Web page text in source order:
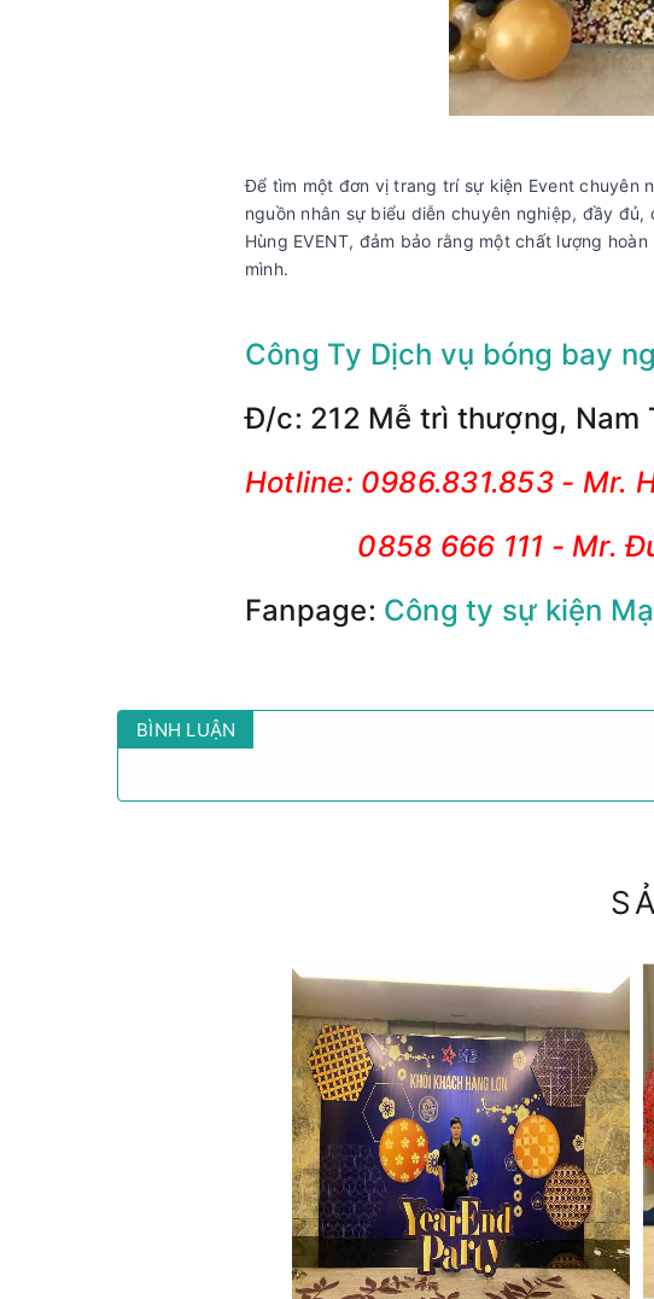
Để tìm một đơn vị trang trí sự kiện Event chuyên
nguồn nhân sự biểu diễn chuyên nghiệp, đầy
Hùng EVENT, đảm bảo rằng một chất lượng
mình.
Công Ty Dịch vụ bóng bay
Đ/c: 212 Mễ trì thượng, Nam
Hotline: 0986.831.853 - Mr.
0858 666 111 - Mr.
Fanpage: Công ty sự kiện
BÌNH LUẬN